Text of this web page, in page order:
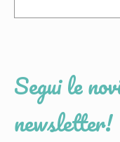
Segui le
newsletter!